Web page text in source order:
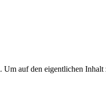
. Um auf den eigentlichen